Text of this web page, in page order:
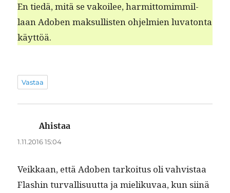
En tiedä, mitä se vakoilee, har­mit­tomim­mil­
laan Adoben mak­sullis­ten ohjelmien luva­ton­ta
käyttöä.
Vastaa
Ahistaa
1.11.2016 15:04
Veikkaan, että Adoben tarkoi­tus oli vahvis­taa
Flashin tur­val­lisu­ut­ta ja mieliku­vaa, kun siinä